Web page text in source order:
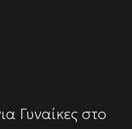
Γυναίκες στο